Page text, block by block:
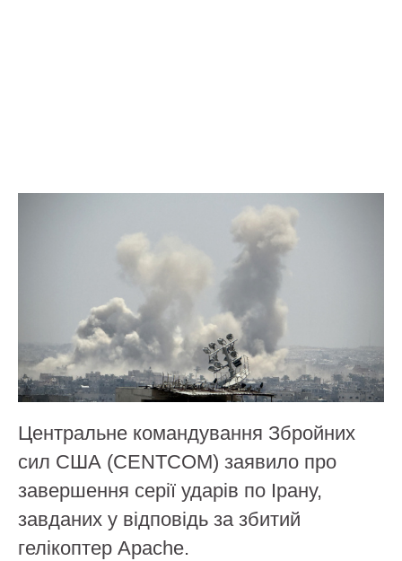
Центральне командування Збройних
сил США (CENTCOM) заявило про
завершення серії ударів по Ірану,
завданих у відповідь за збитий
гелікоптер Apache.